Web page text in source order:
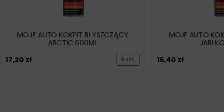
MOJE AUTO KOKPIT BŁYSZCZĄCY
ARCTIC 600ML
17,20 zł 9 szt.
MOJE AUTO
16,40 zł